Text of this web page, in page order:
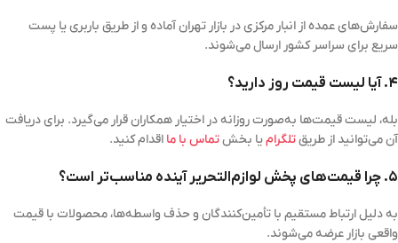
سفارش‌های عمده از انبار مرکزی در بازار تهران آماده و از طریق باربری یا پست
سریع برای سراسر کشور ارسال می‌شوند.
۴. آیا لیست قیمت روز دارید؟
بله، لیست قیمت‌ها به‌صورت روزانه در اختیار همکاران قرار می‌گیرد. برای دریافت
آن می‌توانید از طریقتلگرامیا بخشتماس با ما اقدام کنید.
۵. چرا قیمت‌های پخش لوازم‌التحریر آینده مناسب‌تر است؟
به دلیل ارتباط مستقیم با تأمین‌کنندگان و حذف واسطه‌ها، محصولات با قیمت
واقعی بازار عرضه می‌شوند.